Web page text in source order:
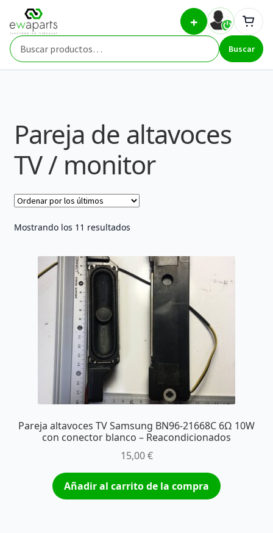
navegación
contenido
Buscar
por:
Buscar
+
Inicio Pareja de altavoces TV / monitor
Pareja de altavoces
TV / monitor
Mostrando los 11 resultadosOrdenado
últimos
Pareja altavoces TV Samsung BN96-21668C 6Ω 10W
con conector blanco – Reacondicionados
15,00€
Añadir al carrito de la compra